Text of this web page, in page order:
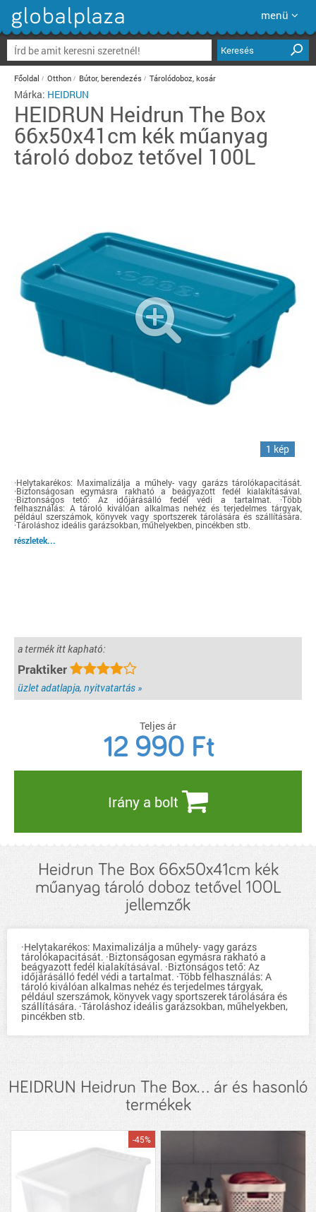
menü
Keresés
Főoldal Otthon Bútor, berendezés Tárolódoboz, kosár
Márka: HEIDRUN
HEIDRUN Heidrun The Box
66x50x41cm kék műanyag
tároló doboz tetővel 100L
1 kép
·Helytakarékos: Maximalizálja a műhely- vagy garázs tárolókapacitását.
·Biztonságosan egymásra rakható a beágyazott fedél kialakításával.
·Biztonságos tető: Az időjárásálló fedél védi a tartalmat. ·Több
felhasználás: A tároló kiválóan alkalmas nehéz és terjedelmes tárgyak,
például szerszámok, könyvek vagy sportszerek tárolására és szállítására.
·Tároláshoz ideális garázsokban, műhelyekben, pincékben stb.
részletek...
a termék itt kapható:
Praktiker
üzlet adatlapja, nyitvatartás »
Teljes ár
12 990 Ft
Irány a bolt
Heidrun The Box 66x50x41cm kék
műanyag tároló doboz tetővel 100L
jellemzők
·Helytakarékos: Maximalizálja a műhely- vagy garázs
tárolókapacitását. ·Biztonságosan egymásra rakható a
beágyazott fedél kialakításával. ·Biztonságos tető: Az
időjárásálló fedél védi a tartalmat. ·Több felhasználás: A
tároló kiválóan alkalmas nehéz és terjedelmes tárgyak,
például szerszámok, könyvek vagy sportszerek tárolására és
szállítására. ·Tároláshoz ideális garázsokban, műhelyekben,
pincékben stb.
HEIDRUN Heidrun The Box... ár és hasonló
termékek
-45%